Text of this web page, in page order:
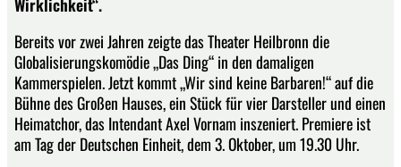
Bereits vor zwei Jahren zeigte das Theater Heilbronn die
Globalisierungskomödie „Das Ding“ in den damaligen
Kammerspielen. Jetzt kommt „Wir sind keine Barbaren!“ auf die
Bühne des Großen Hauses, ein Stück für vier Darsteller und einen
Heimatchor, das Intendant Axel Vornam inszeniert. Premiere ist
am Tag der Deutschen Einheit, dem 3. Oktober, um 19.30 Uhr.